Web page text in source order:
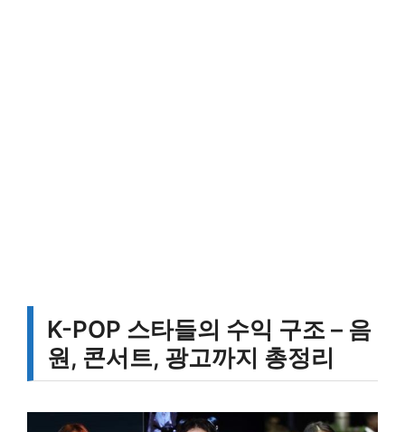
K-POP 스타들의 수익 구조 – 음
원, 콘서트, 광고까지 총정리